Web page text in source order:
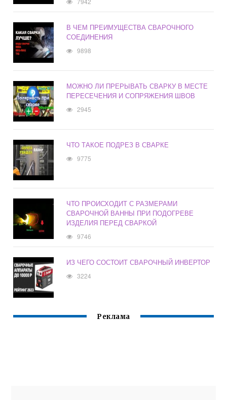
В ЧЕМ ПРЕИМУЩЕСТВА СВАРОЧНОГО
СОЕДИНЕНИЯ
9898
МОЖНО ЛИ ПРЕРЫВАТЬ СВАРКУ В МЕСТЕ
ПЕРЕСЕЧЕНИЯ И СОПРЯЖЕНИЯ ШВОВ
2945
ЧТО ТАКОЕ ПОДРЕЗ В СВАРКЕ
9775
ЧТО ПРОИСХОДИТ С РАЗМЕРАМИ
СВАРОЧНОЙ ВАННЫ ПРИ ПОДОГРЕВЕ
ИЗДЕЛИЯ ПЕРЕД СВАРКОЙ
9746
ИЗ ЧЕГО СОСТОИТ СВАРОЧНЫЙ ИНВЕРТОР
3224
Реклама